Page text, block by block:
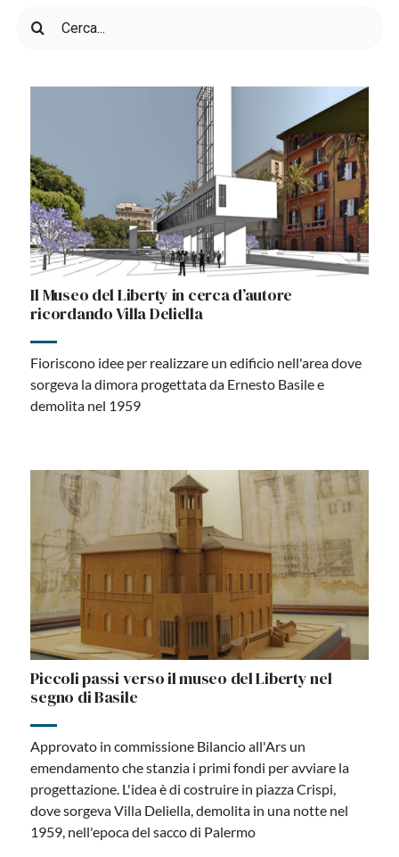
per:
Il Museo del Liberty in cerca d’autore
ricordando Villa Deliella
Fioriscono idee per realizzare un edificio nell'area dove
sorgeva la dimora progettata da Ernesto Basile e
demolita nel 1959
Piccoli passi verso il museo del Liberty nel
segno di Basile
Approvato in commissione Bilancio all'Ars un
emendamento che stanzia i primi fondi per avviare la
progettazione. L'idea è di costruire in piazza Crispi,
dove sorgeva Villa Deliella, demolita in una notte nel
1959, nell'epoca del sacco di Palermo